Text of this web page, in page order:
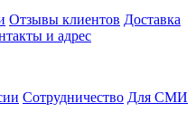
Отзывы клиентов Доставка
и адрес
Сотрудничество Для СМИ